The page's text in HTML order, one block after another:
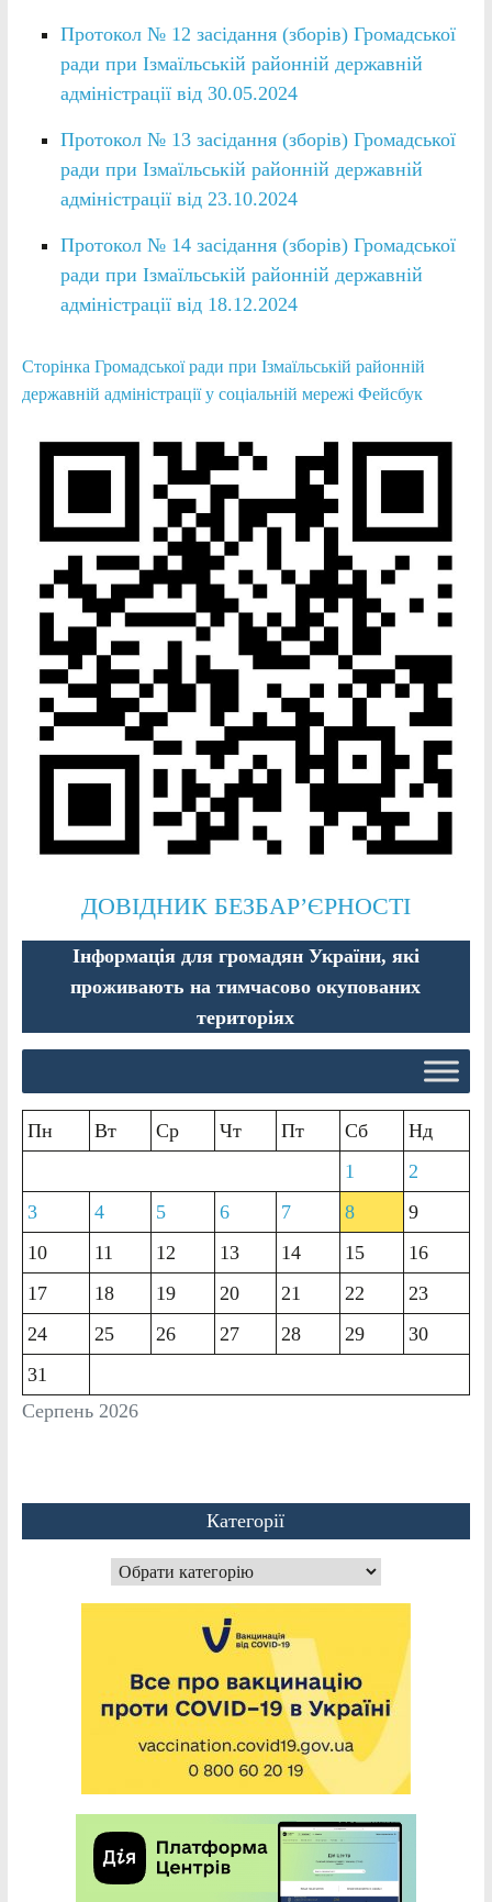
Протокол № 12 засідання (зборів) Громадської
ради при Ізмаїльській районній державній
адміністрації від 30.05.2024
Протокол № 13 засідання (зборів) Громадської
ради при Ізмаїльській районній державній
адміністрації від 23.10.2024
Протокол № 14 засідання (зборів) Громадської
ради при Ізмаїльській районній державній
адміністрації від 18.12.2024
Сторінка Громадської ради при Ізмаїльській районній
державній адміністрації у соціальній мережі Фейсбук
ДОВІДНИК БЕЗБАР’ЄРНОСТІ
Інформація для громадян України, які
проживають на тимчасово окупованих
територіях
Серпень 2026
Пн Вт Ср Чт Пт Сб
Нд
1
2
3
4 5 6 7 8
9
10
11 12 13 14 15
16
17
18 19 20 21 22
23
24
25 26 27 28 29
30
31
Категорії
Категорії